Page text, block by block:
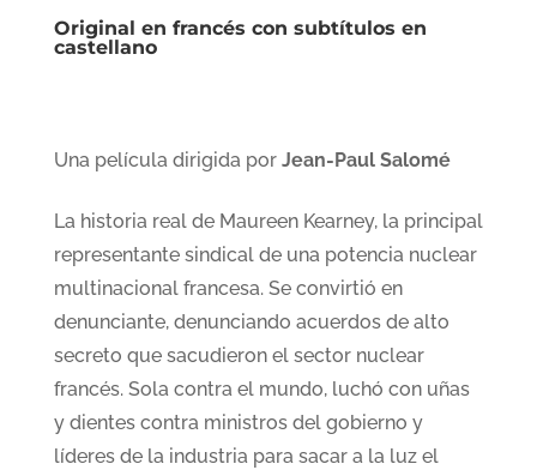
Original en francés con subtítulos en
castellano
Una película dirigida por Jean-Paul Salomé
La historia real de Maureen Kearney, la principal
representante sindical de una potencia nuclear
multinacional francesa. Se convirtió en
denunciante, denunciando acuerdos de alto
secreto que sacudieron el sector nuclear
francés. Sola contra el mundo, luchó con uñas
y dientes contra ministros del gobierno y
líderes de la industria para sacar a la luz el